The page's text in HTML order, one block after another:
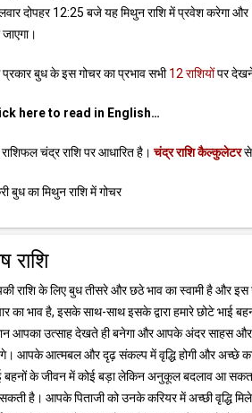
दोपहर 12:25 बजे यह मिथुन राशि में प्रवेश करेगा
बुध के इस गोचर का प्रभाव सभी12 राशियोंपर देखने
here to read in English…
चंद्र राशि पर आधारित है।चंद्र राशि कैल्कुलेटरसे
बुध का मिथुन राशि में गोचर
राशि
राशि के लिए बुध तीसरे और छठे भाव का स्वामी है और
का भाव है, इसके साथ-साथ इसके द्वारा हमारे छोटे भाई
आपका उत्साह देखते ही बनेगा और आपके अंदर साहस और
आपके आत्मबल और दृढ़ संकल्प में वृद्धि होगी और अच्छे
बहनों के जीवन में कोई बड़ा लेकिन अनुकूल बदलाव आ
है। आपके पिताजी को उनके करियर में अच्छी वृद्धि